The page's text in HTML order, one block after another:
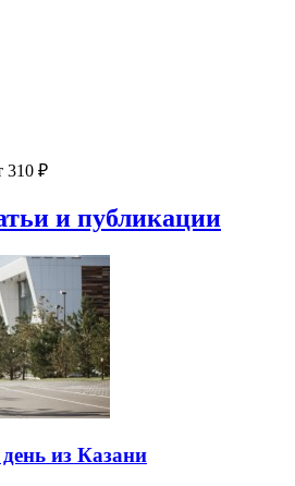
310 ₽
и публикации
из Казани